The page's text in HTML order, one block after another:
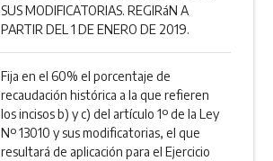
SUS MODIFICATORIAS. REGIRáN A
PARTIR DEL 1 DE ENERO DE 2019.
Fija en el 60% el porcentaje de
recaudación histórica a la que refieren
los incisos b) y c) del artículo 1º de la Ley
Nº 13010 y sus modificatorias, el que
resultará de aplicación para el Ejercicio